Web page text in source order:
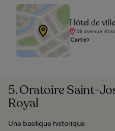
Hôtel de
138 avenue
Carte
5. Oratoire Saint-
Royal
Une basilique historique